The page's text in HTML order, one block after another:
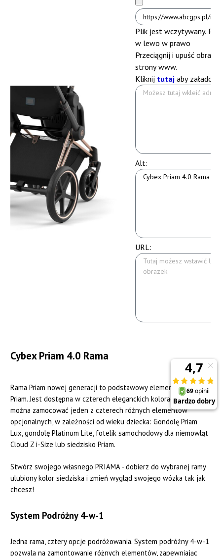
Plik jest wczytywany.
w lewo w prawo
Przeciągnij i upuść
strony www.
Kliknij tutajaby
Alt:
URL:
Cybex Priam 4.0 Rama
Rama Priam nowej generacji to podstawowy element wózka
Priam. Jest dostępna w czterech eleganckich kolorach. Na ramie
można zamocować jeden z czterech różnych elementów
opcjonalnych, w zależności od wieku dziecka: Gondolę Priam
Lux, gondolę Platinum Lite, fotelik samochodowy dla niemowląt
Cloud Z i-Size lub siedzisko Priam.
Stwórz swojego własnego PRIAMA - dobierz do wybranej ramy
ulubiony kolor siedziska i zmień wygląd swojego wózka tak jak
chcesz!
System Podróżny 4-w-1
Jedna rama, cztery opcje podróżowania. System podróżny 4-w-1
pozwala na zamontowanie różnych elementów, zapewniając